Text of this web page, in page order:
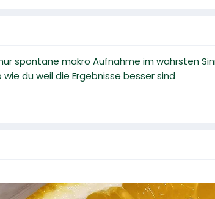
spontane makro Aufnahme im wahrsten
du weil die Ergebnisse besser sind